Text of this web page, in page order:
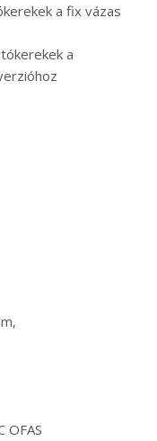
a fix vázas
a
OFAS